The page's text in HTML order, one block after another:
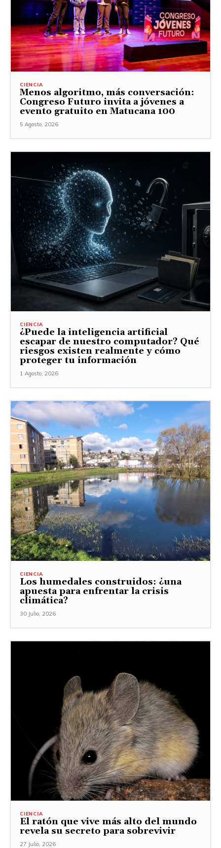
CIENCIA
Menos algoritmo, más conversación:
Congreso Futuro invita a jóvenes a
evento gratuito en Matucana 100
5 Agosto, 2026
CIENCIA
¿Puede la inteligencia artificial
escapar de nuestro computador? Qué
riesgos existen realmente y cómo
proteger tu información
1 Agosto, 2026
CIENCIA
Los humedales construidos: ¿una
apuesta para enfrentar la crisis
climática?
30 Julio, 2026
CIENCIA
El ratón que vive más alto del mundo
revela su secreto para sobrevivir
27 Julio, 2026